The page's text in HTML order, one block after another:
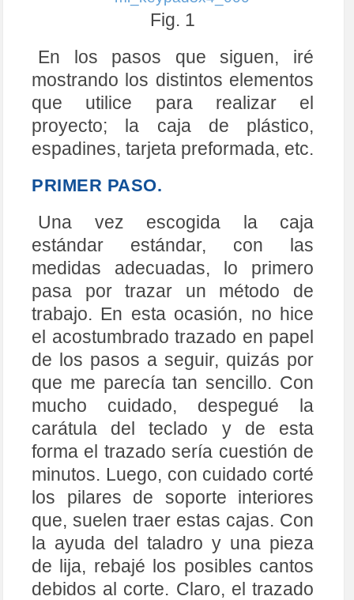
Fig. 1
En los pasos que siguen, iré
mostrando los distintos elementos
que utilice para realizar el
proyecto; la caja de plástico,
espadines, tarjeta preformada, etc.
PRIMER PASO.
Una vez escogida la caja
estándar estándar, con las
medidas adecuadas, lo primero
pasa por trazar un método de
trabajo. En esta ocasión, no hice
el acostumbrado trazado en papel
de los pasos a seguir, quizás por
que me parecía tan sencillo. Con
mucho cuidado, despegué la
carátula del teclado y de esta
forma el trazado sería cuestión de
minutos. Luego, con cuidado corté
los pilares de soporte interiores
que, suelen traer estas cajas. Con
la ayuda del taladro y una pieza
de lija, rebajé los posibles cantos
debidos al corte. Claro, el trazado